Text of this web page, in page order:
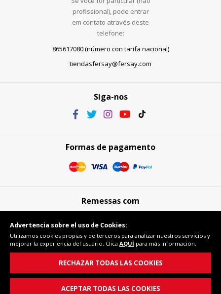
profissional), pode entrar
em contato através deste
telefone:
865617080 (número con tarifa nacional)
tiendasfersay@fersay.com
Siga-nos
Formas de pagamento
Remessas com
Compra segura
Advertencia sobre el uso de Cookies:
Utilizamos cookies propias y de terceros para analizar nuestros servicios y
mejorar la experiencia del usuario. Clica AQUÍ para más información.
RECHAZAR TODAS LAS COOKIES
ACEPTAR TODAS LAS COOKIES